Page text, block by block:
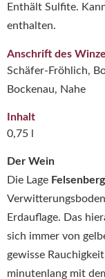
Der Wein
Die Lage Felsenberg
Erdauflage. Das
sich immer von
gewisse
minutenlang mit
Enthält Sulfite.
enthalten.
Anschrift des
Schäfer-Fröhlich,
Bockenau, Nahe
Inhalt
0,75 l